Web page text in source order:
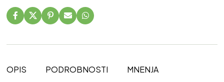
OPIS PODROBNOSTI MNENJA